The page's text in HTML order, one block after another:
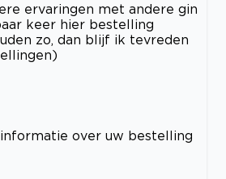
ervaringen met andere gin
keer hier bestelling
zo, dan blijf ik tevreden
over uw bestelling